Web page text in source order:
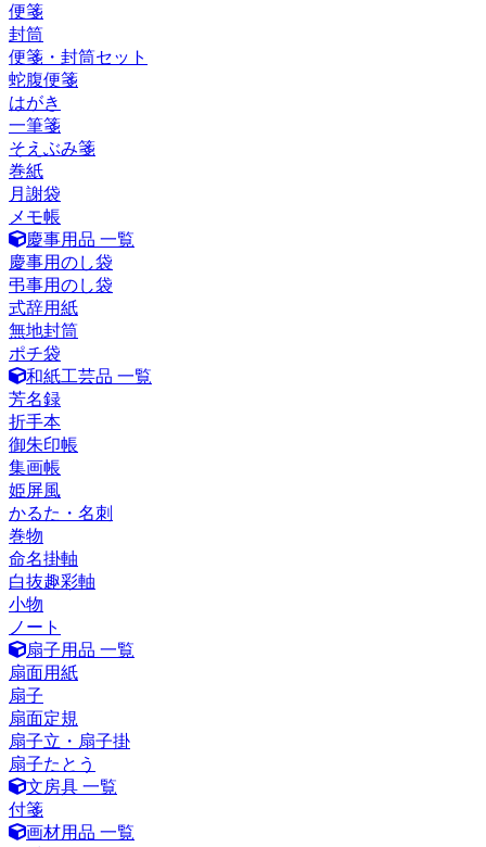
便箋
封筒
便箋・封筒セット
蛇腹便箋
はがき
一筆箋
そえぶみ箋
巻紙
月謝袋
メモ帳
慶事用品 一覧
慶事用のし袋
弔事用のし袋
式辞用紙
無地封筒
ポチ袋
和紙工芸品 一覧
芳名録
折手本
御朱印帳
集画帳
姫屏風
かるた・名刺
巻物
命名掛軸
白抜趣彩軸
小物
ノート
扇子用品 一覧
扇面用紙
扇子
扇面定規
扇子立・扇子掛
扇子たとう
文房具 一覧
付箋
画材用品 一覧